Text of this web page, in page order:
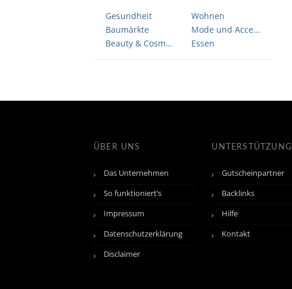
Gesundheit
Wohnen
Baumärkte
Mode und Accessoires
Beauty & Cosmetic
Essen
ÜBER UNS
Das Unternehmen
So funktioniert’s
Impressum
Datenschutzerklärung
Disclaimer
UNTERSTÜTZUNG
Gutscheinpartner
Backlinks
Hilfe
Kontakt